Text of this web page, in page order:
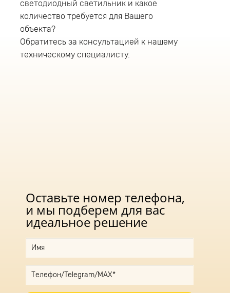
консольный тип крепления и устанавливается
на трубу диаметром до 52мм. Рабочая высота
установки светодиодного светильника 4-6
метров. В светильнике данной серии
применяют источник питания фирмы «Аргос»
(Россия)
светодиодный светильник и какое
количество требуется для Вашего
объекта?
Обратитесь за консультацией к нашему
техническому специалисту.
Оставьте номер телефона,
и мы подберем для вас
идеальное решение